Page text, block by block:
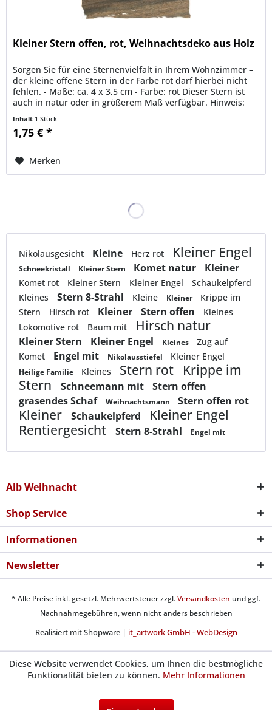
Kleiner Stern offen, rot, Weihnachtsdeko aus Holz
Sorgen Sie für eine Sternenvielfalt in Ihrem Wohnzimmer –
der kleine offene Stern in der Farbe rot darf hierbei nicht
fehlen. - Maße: ca. 4 x 3,5 cm - Farbe: rot Dieser Stern ist
auch in natur oder in größerem Maß verfügbar. Hinweis:
Inhalt 1 Stück
1,75 € *
Merken
Nikolausgesicht Kleine Herz rot Kleiner Engel
Schneekristall Kleiner Stern Komet natur Kleiner
Komet rot Kleiner Stern Kleiner Engel
Schaukelpferd
Kleines
Stern 8-Strahl Kleine Kleiner
Krippe im
Stern
Hirsch rot Kleiner Stern offen
Kleines
Lokomotive rot
Baum mit Hirsch natur
Kleiner Stern Kleiner Engel Kleines
Zug auf
Komet
Engel mit Nikolausstiefel Kleiner Engel
Heilige Familie Kleines Stern rot
Krippe im
Stern
Schneemann mit
Stern offen
grasendes Schaf
Weihnachtsmann Stern offen rot
Kleiner Schaukelpferd
Kleiner Engel
Rentiergesicht
Stern 8-Strahl Engel mit
Alb Weihnacht
Shop Service
Informationen
Newsletter
* Alle Preise inkl. gesetzl. Mehrwertsteuer zzgl.Versandkosten und ggf.
Nachnahmegebühren, wenn nicht anders beschrieben
Realisiert mit Shopware | it_artwork GmbH - WebDesign
Diese Website verwendet Cookies, um Ihnen die bestmögliche
Funktionalität bieten zu können. Mehr Informationen